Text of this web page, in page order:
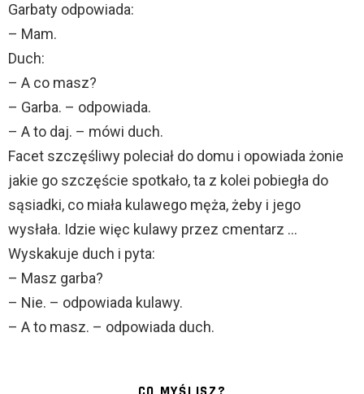
Garbaty odpowiada:
– Mam.
Duch:
– A co masz?
– Garba. – odpowiada.
– A to daj. – mówi duch.
Facet szczęśliwy poleciał do domu i opowiada żonie
jakie go szczęście spotkało, ta z kolei pobiegła do
sąsiadki, co miała kulawego męża, żeby i jego
wysłała. Idzie więc kulawy przez cmentarz …
Wyskakuje duch i pyta:
– Masz garba?
– Nie. – odpowiada kulawy.
– A to masz. – odpowiada duch.